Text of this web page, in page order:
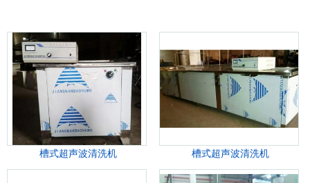
槽式超声波清洗机 槽式超声波清洗机